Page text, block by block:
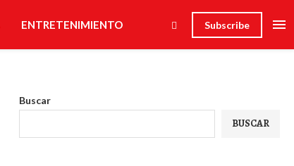
ENTRETENIMIENTO Subscribe
Buscar
BUSCAR